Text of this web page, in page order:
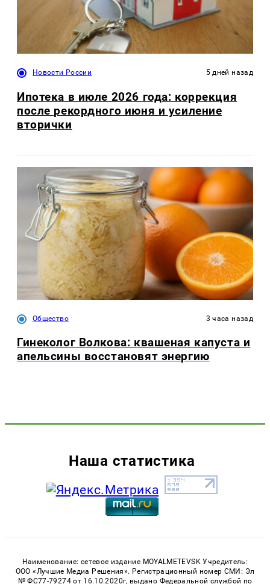
Новости России 5 дней назад
Ипотека в июле 2026 года: коррекция
после рекордного июня и усиление
вторички
Общество 3 часа назад
Гинеколог Волкова: квашеная капуста и
апельсины восстановят энергию
Наша статистика
Наименование: сетевое издание MOYALMETEVSK Учредитель:
ООО «Лучшие Медиа Решения». Регистрационный номер СМИ: Эл
№ ФС77-79274 от 16.10.2020г, выдано Федеральной службой по